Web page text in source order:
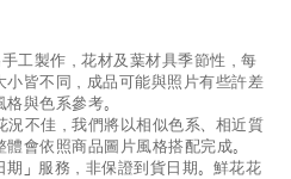
工製作，花材及葉材具季節性，每
小皆不同，成品可能與照片有些許差
與色系參考。
況不佳，我們將以相似色系、相近質
會依照商品圖片風格搭配完成。
期」服務，非保證到貨日期。鮮花花